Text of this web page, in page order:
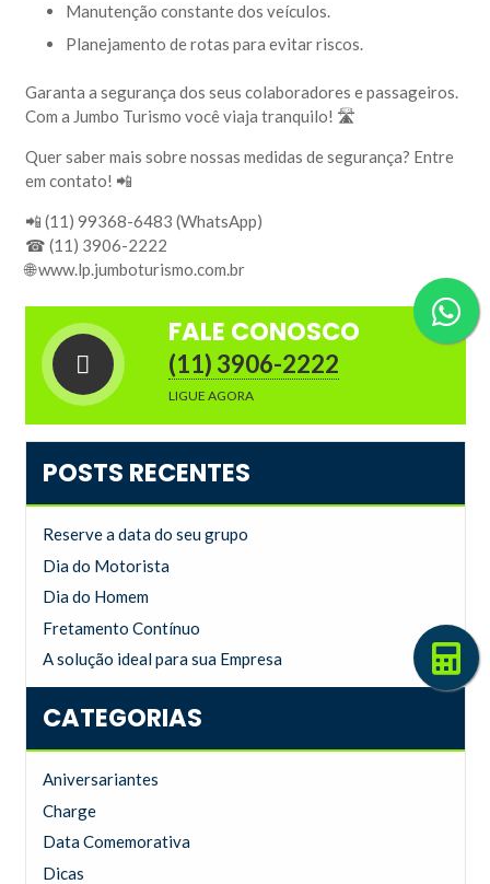
Manutenção constante dos veículos.
Planejamento de rotas para evitar riscos.
Garanta a segurança dos seus colaboradores e passageiros.
Com a Jumbo Turismo você viaja tranquilo! 🛣️
Quer saber mais sobre nossas medidas de segurança? Entre
em contato! 📲
📲 (11) 99368-6483 (WhatsApp)
☎ (11) 3906-2222
🌐 www.lp.jumboturismo.com.br
FALE CONOSCO
(11) 3906-2222
LIGUE AGORA
POSTS RECENTES
Reserve a data do seu grupo
Dia do Motorista
Dia do Homem
Fretamento Contínuo
A solução ideal para sua Empresa
CATEGORIAS
Aniversariantes
Charge
Data Comemorativa
Dicas